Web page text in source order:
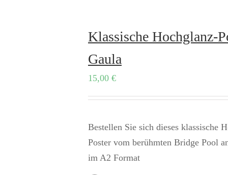
Klassische Hochglanz-
Gaula
15,00 €
Bestellen Sie sich dieses klassische
Poster vom berühmten Bridge Pool
im A2 Format